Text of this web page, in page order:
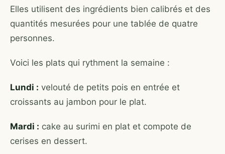
Elles utilisent des ingrédients bien calibrés et des
quantités mesurées pour une tablée de quatre
personnes.
Voici les plats qui rythment la semaine :
Lundi : velouté de petits pois en entrée et
croissants au jambon pour le plat.
Mardi : cake au surimi en plat et compote de
cerises en dessert.